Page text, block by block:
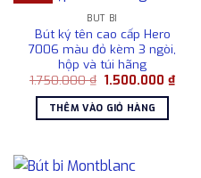
BÚT BI
Bút ký tên cao cấp Hero
7006 màu đỏ kèm 3 ngòi,
hộp và túi hãng
1.750.000₫ Giá
là:
1.750.000 ₫.
1.500.000₫Giá
THÊM VÀO GIỎ HÀNG